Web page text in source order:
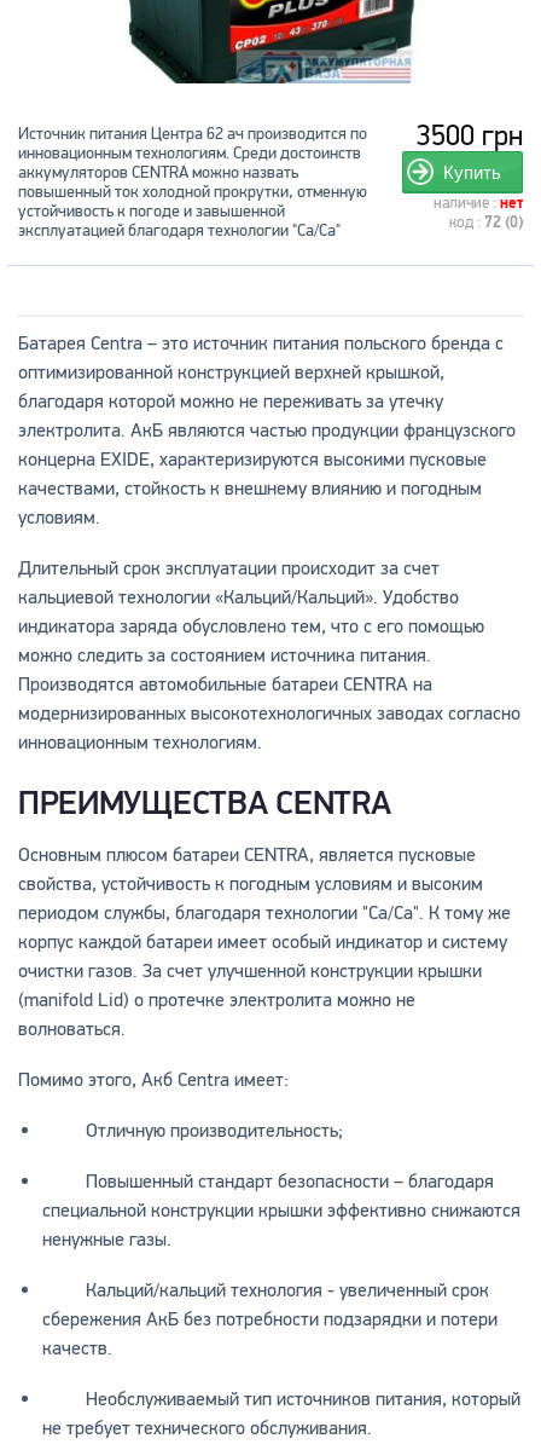
3500 грн
Купить
наличие : нет
код : 72 (0)
Источник питания Центра 62 ач производится по
инновационным технологиям. Среди достоинств
аккумуляторов CENTRA можно назвать
повышенный ток холодной прокрутки, отменную
устойчивость к погоде и завышенной
эксплуатацией благодаря технологии "Cа/Са"
Батарея Centra – это источник питания польского бренда с
оптимизированной конструкцией верхней крышкой,
благодаря которой можно не переживать за утечку
электролита. АкБ являются частью продукции французского
концерна EXIDE, характеризируются высокими пусковые
качествами, стойкость к внешнему влиянию и погодным
условиям.
Длительный срок эксплуатации происходит за счет
кальциевой технологии «Кальций/Кальций». Удобство
индикатора заряда обусловлено тем, что с его помощью
можно следить за состоянием источника питания.
Производятся автомобильные батареи CENTRA на
модернизированных высокотехнологичных заводах согласно
инновационным технологиям.
ПРЕИМУЩЕСТВА CENTRA
Основным плюсом батареи CENTRA, является пусковые
свойства, устойчивость к погодным условиям и высоким
периодом службы, благодаря технологии "Ca/Ca". К тому же
корпус каждой батареи имеет особый индикатор и систему
очистки газов. За счет улучшенной конструкции крышки
(manifold Lid) о протечке электролита можно не
волноваться.
Помимо этого, Акб Centra имеет:
Отличную производительность;
Повышенный стандарт безопасности – благодаря
специальной конструкции крышки эффективно снижаются
ненужные газы.
Кальций/кальций технология - увеличенный срок
сбережения АкБ без потребности подзарядки и потери
качеств.
Необслуживаемый тип источников питания, который
не требует технического обслуживания.